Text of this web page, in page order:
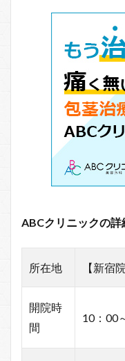
ABCクリニックの詳
所在地 【新宿
開院時
間
10：00